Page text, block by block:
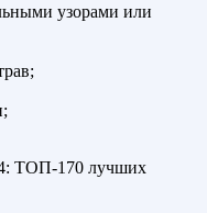
узорами или